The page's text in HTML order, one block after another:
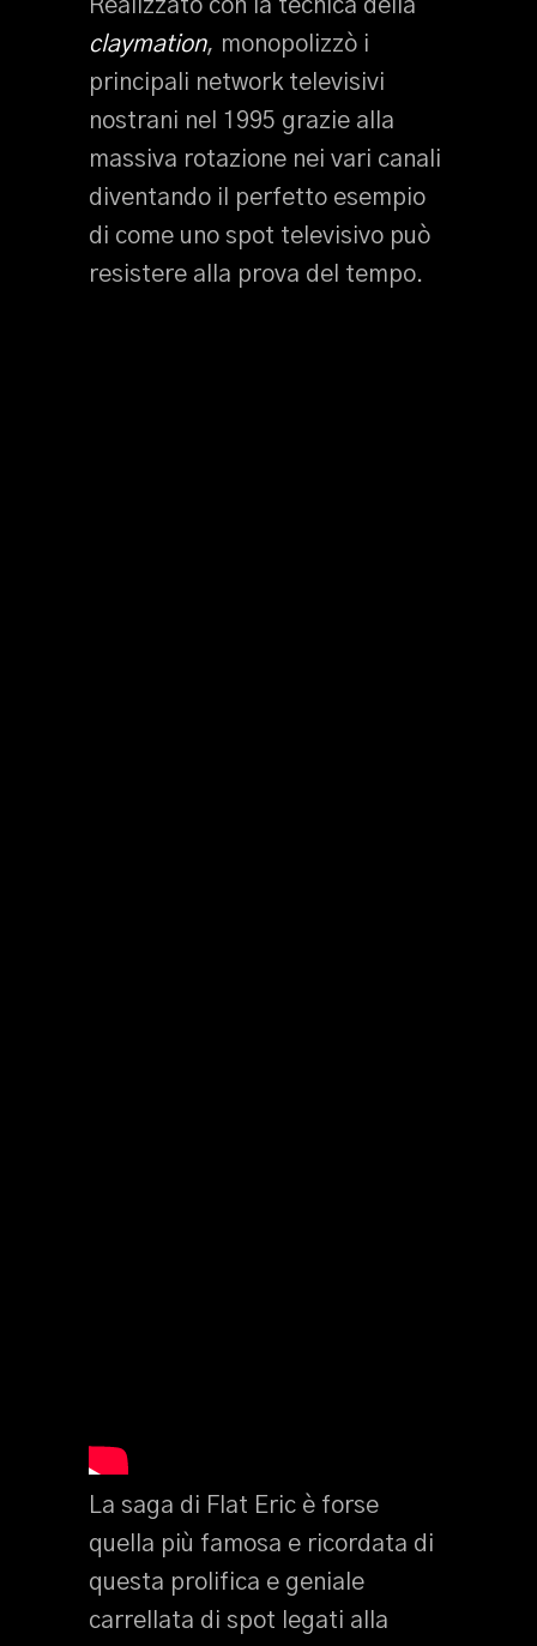
Realizzato con la tecnica della
claymation, monopolizzò i
principali network televisivi
nostrani nel 1995 grazie alla
massiva rotazione nei vari canali
diventando il perfetto esempio
di come uno spot televisivo può
resistere alla prova del tempo.
La saga di Flat Eric è forse
quella più famosa e ricordata di
questa prolifica e geniale
carrellata di spot legati alla